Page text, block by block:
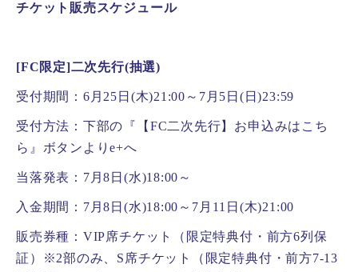
チケット販売スケジュール
[FC限定]二次先行(抽選)
受付期間：6月25日(木)21:00～7月5日(日)23:59
受付方法：下部の『【FC二次先行】お申込みはこち
ら』ボタンよりe+へ
当落発表：7月8日(水)18:00～
入金期間：7月8日(水)18:00～7月11日(木)21:00
販売券種：VIP席チケット（限定特典付・前方6列保
証）※2部のみ、S席チケット（限定特典付・前方7-13